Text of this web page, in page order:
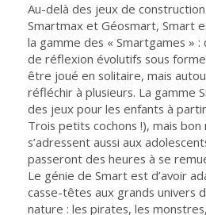
Au-delà des jeux de
Smartmax et Géosmart, Smart
la gamme des « Smartgames »
de réflexion évolutifs sous
être joué en solitaire, mais
réfléchir à plusieurs. La gamme
des jeux pour les enfants à
Trois petits cochons !), mais
s’adressent aussi aux
passeront des heures à se
Le génie de Smart est d’avoir
casse-têtes aux grands univers
nature : les pirates, les